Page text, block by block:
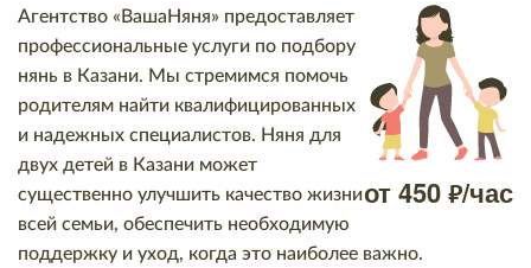
от450 р./час
Агентство «ВашаНяня» предоставляет
профессиональные услуги по подбору
нянь в Казани. Мы стремимся помочь
родителям найти квалифицированных
и надежных специалистов. Няня для
двух детей в Казани может
существенно улучшить качество жизни
всей семьи, обеспечить необходимую
поддержку и уход, когда это наиболее важно.